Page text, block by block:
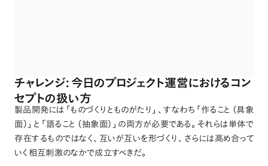
チャレンジ: 今日のプロジェクト運営におけるコン
セプトの扱い方
製品開発には 「 ものづくりとものがたり 」 、 すなわち 「 作ること （ 具象
面 ）」 と 「 語ること （ 抽象面 ）」 の両方が必要である。 それらは単体で
存在するものではなく 、 互いが互いを形づくり 、 さらには高め合って
いく相互刺激のなかで成立すべきだ。